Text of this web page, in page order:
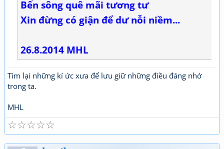
Bến sông quê mãi tương tư
Xin đừng có giận để dư nỗi niềm...
26.8.2014 MHL
Tìm lại những kí ức xưa để lưu giữ những điều đáng nhớ
trong ta.
MHL
☆
☆
☆
☆
☆